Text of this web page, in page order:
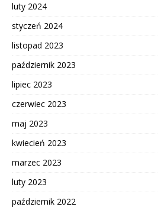
luty 2024
styczeń 2024
listopad 2023
październik 2023
lipiec 2023
czerwiec 2023
maj 2023
kwiecień 2023
marzec 2023
luty 2023
październik 2022